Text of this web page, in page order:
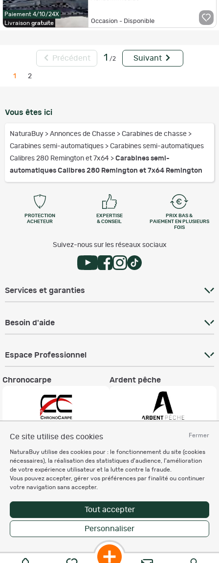
Fermer
Ce site utilise des cookies
NaturaBuy utilise des cookies pour : le fonctionnement du site (cookies
nécessaires), la réalisation des statistiques d'audience, l'amélioration
de votre expérience utilisateur et la lutte contre la fraude.
Vous pouvez accepter, gérer vos préférences par finalité ou continuer
votre navigation sans accepter.
Tout accepter
Personnaliser
Paiement 4/10/24X
Livraison gratuite Occasion - Disponible
Enregistrer la recherche
Précédent 1 /2 Suivant
1 2
Vous êtes ici
NaturaBuy > Annonces de Chasse > Carabines de chasse >
Carabines semi-automatiques > Carabines semi-automatiques
Calibres 280 Remington et 7x64 > Carabines semi-
automatiques Calibres 280 Remington et 7x64 Remington
PROTECTION
ACHETEUR
EXPERTISE
& CONSEIL
PRIX BAS &
PAIEMENT EN PLUSIEURS
FOIS
Suivez-nous sur les réseaux sociaux
Services et garanties
Besoin d'aide
Espace Professionnel
Chronocarpe Ardent pêche
Charte éthique
Mentions légales
Règlement & Conditions d'utilisation
Politique de protection
des données personnelles
Personnalisation des cookies
Copyright © 2007-2026 NaturaBuy. Tous droits réservés. N°CNIL: 1239459.
Les marques commerciales mentionnées appartiennent à leurs propriétaires
respectifs in 0.182 s
Suggestions de recherche